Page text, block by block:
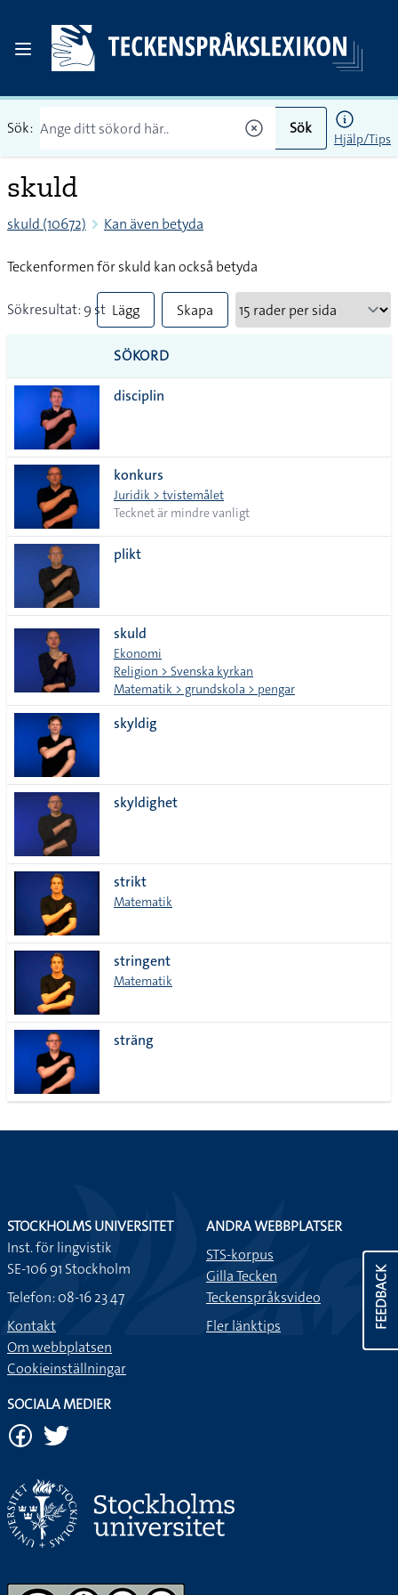
Sök: Sök
Hjälp/Tips
skuld
skuld (10672) Kan även betyda
Teckenformen för skuld kan också betyda
Sökresultat: 9 st Lägg
till
alla i
Skapa
SÖKORD
disciplin
konkurs
Juridik > tvistemålet
Tecknet är mindre vanligt
plikt
skuld
Ekonomi
Religion > Svenska kyrkan
Matematik > grundskola > pengar
skyldig
skyldighet
strikt
Matematik
stringent
Matematik
sträng
FEEDBACK
STOCKHOLMS UNIVERSITET
Inst. för lingvistik
SE-106 91 Stockholm
Telefon: 08-16 23 47
Kontakt
Om webbplatsen
Cookieinställningar
ANDRA WEBBPLATSER
STS-korpus
Gilla Tecken
Teckenspråksvideo
Fler länktips
SOCIALA MEDIER